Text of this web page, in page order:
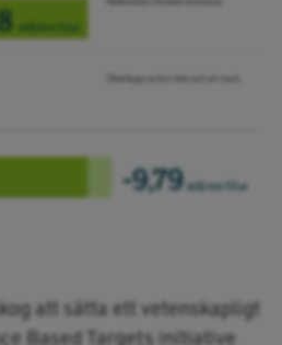
att sätta ett vetenskapligt
Based Targets initiative